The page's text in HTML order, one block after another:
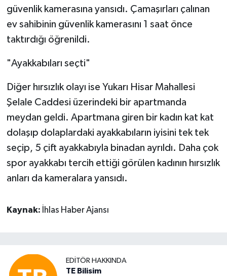
güvenlik kamerasına yansıdı. Çamaşırları çalınan
ev sahibinin güvenlik kamerasını 1 saat önce
taktırdığı öğrenildi.
"Ayakkabıları seçti"
Diğer hırsızlık olayı ise Yukarı Hisar Mahallesi
Şelale Caddesi üzerindeki bir apartmanda
meydan geldi. Apartmana giren bir kadın kat kat
dolaşıp dolaplardaki ayakkabıların iyisini tek tek
seçip, 5 çift ayakkabıyla binadan ayrıldı. Daha çok
spor ayakkabı tercih ettiği görülen kadının hırsızlık
anları da kameralara yansıdı.
Kaynak: İhlas Haber Ajansı
EDITÖR HAKKINDA
TE Bilisim